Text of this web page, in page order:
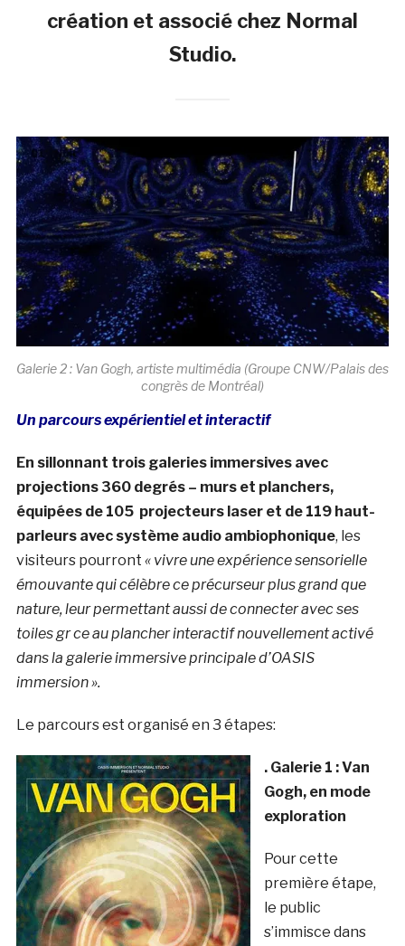
création et associé chez Normal
Studio.
Galerie 2 : Van Gogh, artiste multimédia (Groupe CNW/Palais des
congrès de Montréal)
Un parcours expérientiel et interactif
En sillonnant trois galeries immersives avec
projections 360 degrés – murs et planchers,
équipées de 105 projecteurs laser et de 119 haut-
parleurs avec système audio ambiophonique, les
visiteurs pourront « vivre une expérience sensorielle
émouvante qui célèbre ce précurseur plus grand que
nature, leur permettant aussi de connecter avec ses
toiles gr ce au plancher interactif nouvellement activé
dans la galerie immersive principale d’OASIS
immersion ».
Le parcours est organisé en 3 étapes:
. Galerie 1 : Van
Gogh, en mode
exploration
Pour cette
première étape,
le public
s’immisce dans